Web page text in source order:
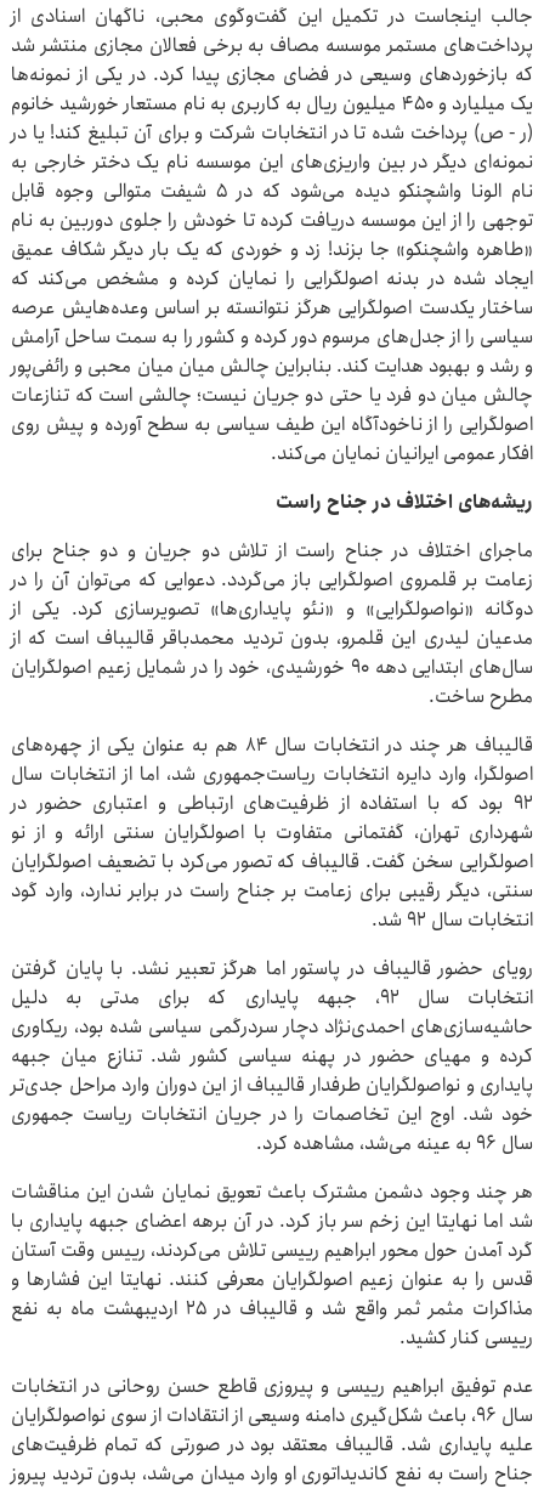
جالب اینجاست در تکمیل این گفت‌وگوی محبی، ناگهان اسنادی از
پرداخت‌های مستمر موسسه مصاف به برخی فعالان مجازی منتشر شد
که بازخوردهای وسیعی در فضای مجازی پیدا کرد. در یکی از نمونه‌ها
یک میلیارد و ۴۵۰ میلیون ریال به کاربری به نام مستعار خورشید خانوم
(ر - ص) پرداخت شده تا در انتخابات شرکت و برای آن تبلیغ کند! یا در
نمونه‌ای دیگر در بین واریزی‌های این موسسه نام یک دختر خارجی به
نام الونا واشچنکو دیده می‌شود که در ۵ شیفت متوالی وجوه قابل
توجهی را از این موسسه دریافت کرده تا خودش را جلوی دوربین به نام
«طاهره واشچنکو» جا بزند! زد و خوردی که یک بار دیگر شکاف عمیق
ایجاد شده در بدنه اصولگرایی را نمایان کرده و مشخص می‌کند که
ساختار یکدست اصولگرایی هرگز نتوانسته بر اساس وعده‌هایش عرصه
سیاسی را از جدل‌های مرسوم دور کرده و کشور را به سمت ساحل آرامش
و رشد و بهبود هدایت کند. بنابراین چالش میان میان محبی و رائفی‌پور
چالش میان دو فرد یا حتی دو جریان نیست؛ چالشی است که تنازعات
اصولگرایی را از ناخودآگاه این طیف سیاسی به سطح آورده و پیش روی
افکار عمومی ایرانیان نمایان می‌کند.
ریشه‌های اختلاف در جناح راست
ماجرای اختلاف در جناح راست از تلاش دو جریان و دو جناح برای
زعامت بر قلمروی اصولگرایی باز می‌گردد. دعوایی که می‌توان آن را در
دوگانه «نواصولگرایی» و «نئو پایداری‌ها» تصویرسازی کرد. یکی از
مدعیان لیدری این قلمرو، بدون تردید محمدباقر قالیباف است که از
سال‌های ابتدایی دهه ۹۰ خورشیدی، خود را در شمایل زعیم اصولگرایان
مطرح ساخت.
قالیباف هر چند در انتخابات سال ۸۴ هم به عنوان یکی از چهره‌های
اصولگرا، وارد دایره انتخابات ریاست‌جمهوری شد، اما از انتخابات سال
۹۲ بود که با استفاده از ظرفیت‌های ارتباطی و اعتباری حضور در
شهرداری تهران، گفتمانی متفاوت با اصولگرایان سنتی ارائه و از نو
اصولگرایی سخن گفت. قالیباف که تصور می‌کرد با تضعیف اصولگرایان
سنتی، دیگر رقیبی برای زعامت بر جناح راست در برابر ندارد، وارد گود
انتخابات سال ۹۲ شد.
رویای حضور قالیباف در پاستور اما هرگز تعبیر نشد. با پایان گرفتن
انتخابات سال ۹۲، جبهه پایداری که برای مدتی به دلیل
حاشیه‌سازی‌های احمدی‌نژاد دچار سردرگمی سیاسی شده بود، ریکاوری
کرده و مهیای حضور در پهنه سیاسی کشور شد. تنازع میان جبهه
پایداری و نواصولگرایان طرفدار قالیباف از این دوران وارد مراحل جدی‌تر
خود شد. اوج این تخاصمات را در جریان انتخابات ریاست ‌جمهوری
سال ۹۶ به عینه می‌شد، مشاهده کرد.
هر چند وجود دشمن مشترک باعث تعویق نمایان شدن این مناقشات
شد اما نهایتا این زخم سر باز کرد. در آن برهه اعضای جبهه پایداری با
گرد آمدن حول محور ابراهیم رییسی تلاش می‌کردند، رییس وقت آستان
قدس را به عنوان زعیم اصولگرایان معرفی کنند. نهایتا این فشارها و
مذاکرات مثمر ثمر واقع شد و قالیباف در ۲۵ اردیبهشت ماه به نفع
رییسی کنار کشید.
عدم توفیق ابراهیم رییسی و پیروزی قاطع حسن روحانی در انتخابات
سال ۹۶، باعث شکل‌گیری دامنه وسیعی از انتقادات از سوی نواصولگرایان
علیه پایداری شد. قالیباف معتقد بود در صورتی که تمام ظرفیت‌های
جناح راست به نفع کاندیداتوری او وارد میدان می‌شد، بدون تردید پیروز